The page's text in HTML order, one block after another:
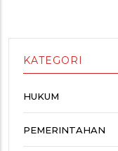
KATEGORI
HUKUM
PEMERINTAHAN